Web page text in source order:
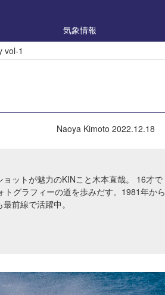
気象情報
vol-1
Naoya Kimoto 2022.12.18
ットが魅力のKINこと木本直哉。 16才で
グラフィーの道を歩みだす。1981年から
前線で活躍中。